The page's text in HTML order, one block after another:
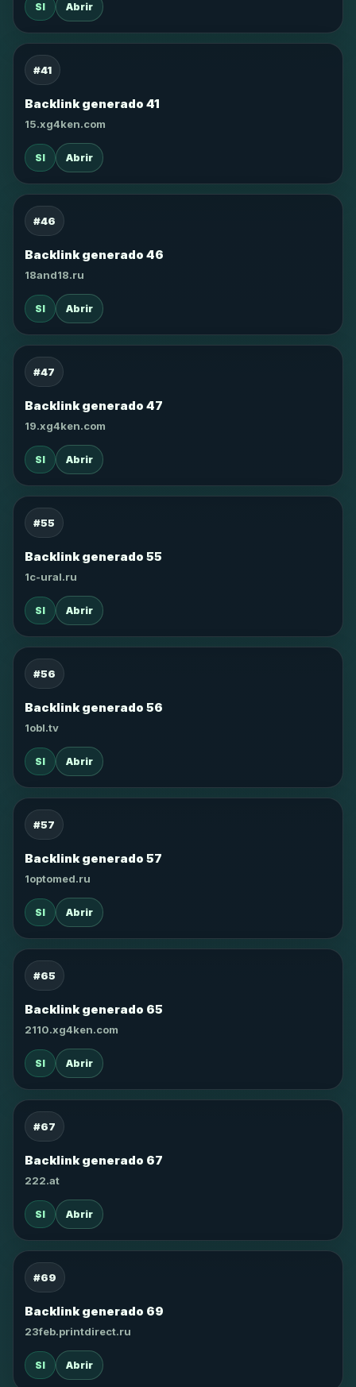
SI Abrir
#41
Backlink generado 41
15.xg4ken.com
SI Abrir
#46
Backlink generado 46
18and18.ru
SI Abrir
#47
Backlink generado 47
19.xg4ken.com
SI Abrir
#55
Backlink generado 55
1c-ural.ru
SI Abrir
#56
Backlink generado 56
1obl.tv
SI Abrir
#57
Backlink generado 57
1optomed.ru
SI Abrir
#65
Backlink generado 65
2110.xg4ken.com
SI Abrir
#67
Backlink generado 67
222.at
SI Abrir
#69
Backlink generado 69
23feb.printdirect.ru
SI Abrir